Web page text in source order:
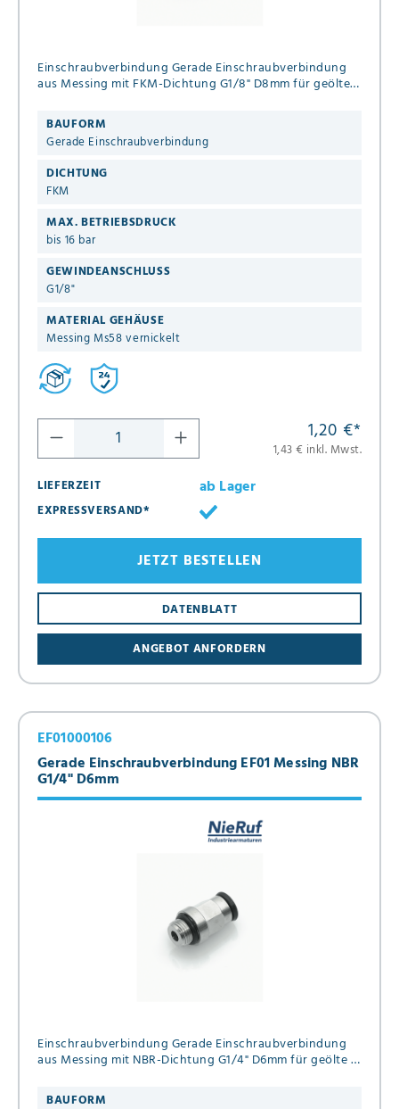
Einschraubverbindung Gerade Einschraubverbindung
aus Messing mit FKM-Dichtung G1/8" D8mm für geölte
BAUFORM
Gerade Einschraubverbindung
DICHTUNG
FKM
MAX. BETRIEBSDRUCK
bis 16 bar
GEWINDEANSCHLUSS
G1/8"
MATERIAL GEHÄUSE
Messing Ms58 vernickelt
1,20 €*
1,43 € inkl. Mwst.
LIEFERZEIT
ab Lager
EXPRESSVERSAND*
ANGEBOT ANFORDERN
DATENBLATT
JETZT BESTELLEN
Gerade Einschraubverbindung EF01 Messing NBR
G1/4" D6mm
EF01000106
Einschraubverbindung Gerade Einschraubverbindung
aus Messing mit NBR-Dichtung G1/4" D6mm für geölte &
BAUFORM